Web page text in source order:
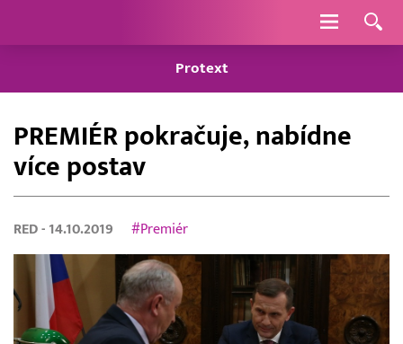
Navigace
Protext
PREMIÉR pokračuje, nabídne
více postav
RED - 14.10.2019 #Premiér